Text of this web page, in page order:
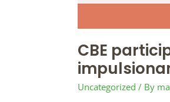
CBE
Uncategorized / By
inovação
e
competitividade